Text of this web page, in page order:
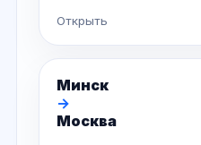
Открыть
Минск
→
Москва